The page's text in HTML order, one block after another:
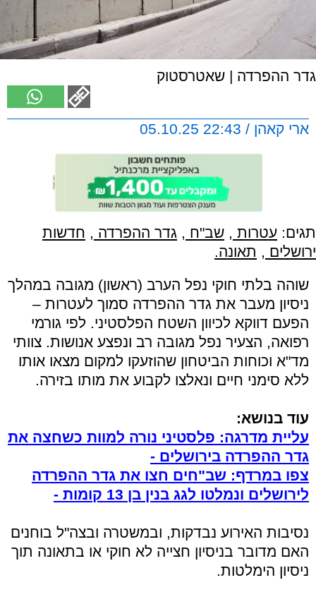
גדר ההפרדה | שאטרסטוק
ארי קאהן / 22:43 05.10.25
תגים: עטרות , שב"ח , גדר ההפרדה , חדשות
ירושלים , תאונה.
שוהה בלתי חוקי נפל הערב (ראשון) מגובה במהלך
ניסיון מעבר את גדר ההפרדה סמוך לעטרות –
הפעם דווקא לכיוון השטח הפלסטיני. לפי גורמי
רפואה, הצעיר נפל מגובה רב ונפצע אנושות. צוותי
מד"א וכוחות הביטחון שהוזעקו למקום מצאו אותו
ללא סימני חיים ונאלצו לקבוע את מותו בזירה.
עוד בנושא:
עליית מדרגה: פלסטיני נורה למוות כשחצה את
גדר ההפרדה בירושלים -
צפו במרדף: שב"חים חצו את גדר ההפרדה
לירושלים ונמלטו לגג בנין בן 13 קומות -
נסיבות האירוע נבדקות, ובמשטרה ובצה"ל בוחנים
האם מדובר בניסיון חצייה לא חוקי או בתאונה תוך
ניסיון הימלטות.